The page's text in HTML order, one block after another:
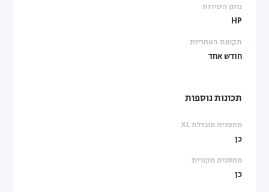
נותן השירות
HP
תקופת האחריות
חודש אחד
תכונות נוספות
מחסנית מוגדלת XL
כן
מחסנית מקורית
כן